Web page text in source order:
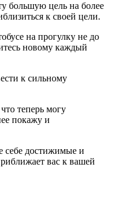
большую цель на более
к своей цели.
на прогулку не до
новому каждый
к сильному
теперь могу
покажу и
себе достижимые и
вас к вашей